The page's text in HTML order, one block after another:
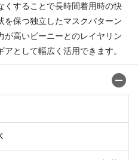
くすることで長時間着用時の快
を保つ独立したマスクパターン
が高いビーニーとのレイヤリン
として幅広く活用できます。